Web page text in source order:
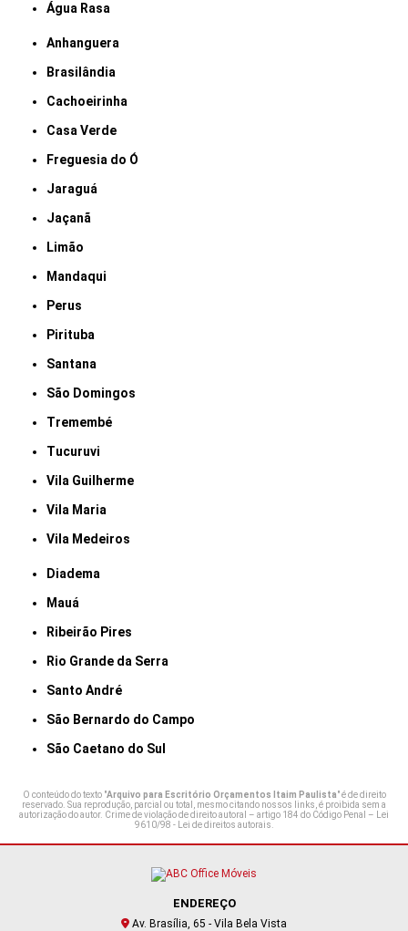
Água Rasa
Anhanguera
Brasilândia
Cachoeirinha
Casa Verde
Freguesia do Ó
Jaraguá
Jaçanã
Limão
Mandaqui
Perus
Pirituba
Santana
São Domingos
Tremembé
Tucuruvi
Vila Guilherme
Vila Maria
Vila Medeiros
Diadema
Mauá
Ribeirão Pires
Rio Grande da Serra
Santo André
São Bernardo do Campo
São Caetano do Sul
O conteúdo do texto "Arquivo para Escritório Orçamentos Itaim Paulista" é de direito
reservado. Sua reprodução, parcial ou total, mesmo citando nossos links, é proibida sem a
autorização do autor. Crime de violação de direito autoral – artigo 184 do Código Penal – Lei
9610/98 - Lei de direitos autorais.
ENDEREÇO
Av. Brasília, 65 - Vila Bela Vista